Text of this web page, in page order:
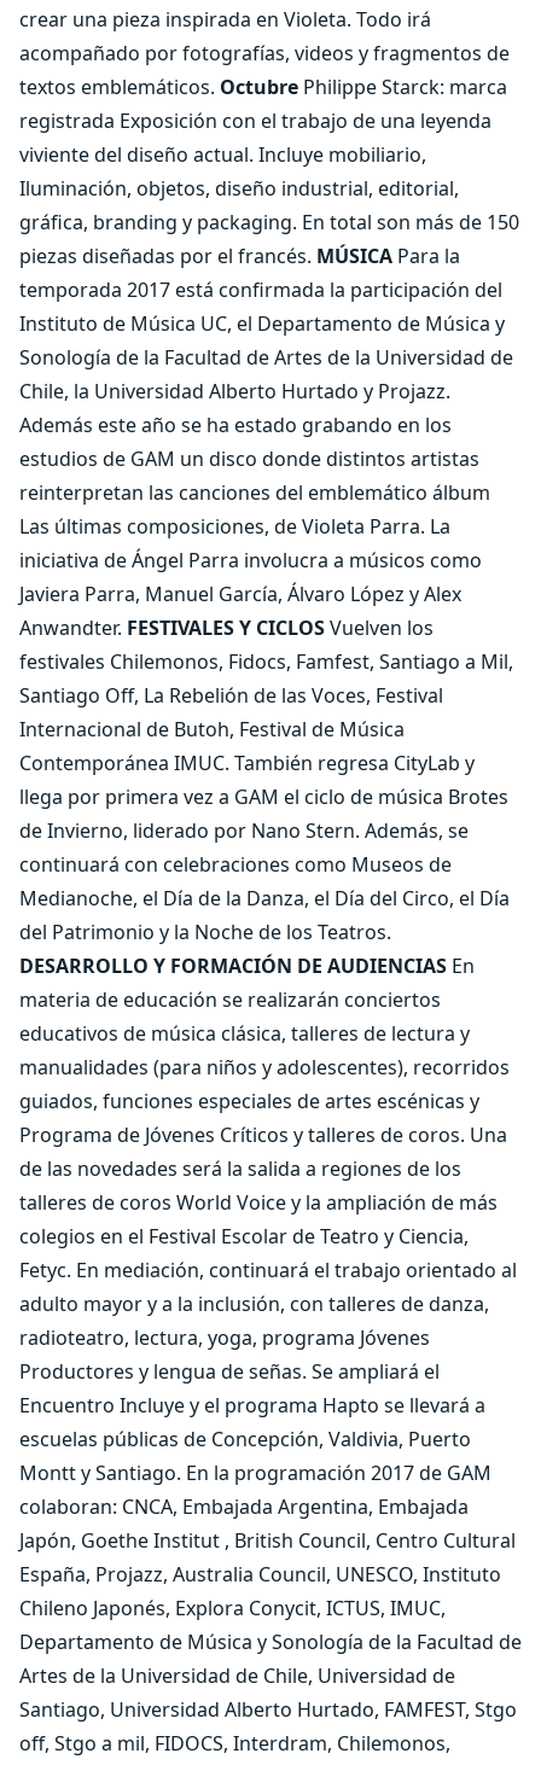
crear una pieza inspirada en Violeta. Todo irá
acompañado por fotografías, videos y fragmentos de
textos emblemáticos. Octubre Philippe Starck: marca
registrada Exposición con el trabajo de una leyenda
viviente del diseño actual. Incluye mobiliario,
Iluminación, objetos, diseño industrial, editorial,
gráfica, branding y packaging. En total son más de 150
piezas diseñadas por el francés. MÚSICA Para la
temporada 2017 está confirmada la participación del
Instituto de Música UC, el Departamento de Música y
Sonología de la Facultad de Artes de la Universidad de
Chile, la Universidad Alberto Hurtado y Projazz.
Además este año se ha estado grabando en los
estudios de GAM un disco donde distintos artistas
reinterpretan las canciones del emblemático álbum
Las últimas composiciones, de Violeta Parra. La
iniciativa de Ángel Parra involucra a músicos como
Javiera Parra, Manuel García, Álvaro López y Alex
Anwandter. FESTIVALES Y CICLOSVuelven los
festivales Chilemonos, Fidocs, Famfest, Santiago a Mil,
Santiago Off, La Rebelión de las Voces, Festival
Internacional de Butoh, Festival de Música
Contemporánea IMUC. También regresa CityLab y
llega por primera vez a GAM el ciclo de música Brotes
de Invierno, liderado por Nano Stern. Además, se
continuará con celebraciones como Museos de
Medianoche, el Día de la Danza, el Día del Circo, el Día
del Patrimonio y la Noche de los Teatros.
DESARROLLO Y FORMACIÓN DE AUDIENCIAS En
materia de educación se realizarán conciertos
educativos de música clásica, talleres de lectura y
manualidades (para niños y adolescentes), recorridos
guiados, funciones especiales de artes escénicas y
Programa de Jóvenes Críticos y talleres de coros. Una
de las novedades será la salida a regiones de los
talleres de coros World Voice y la ampliación de más
colegios en el Festival Escolar de Teatro y Ciencia,
Fetyc. En mediación, continuará el trabajo orientado al
adulto mayor y a la inclusión, con talleres de danza,
radioteatro, lectura, yoga, programa Jóvenes
Productores y lengua de señas. Se ampliará el
Encuentro Incluye y el programa Hapto se llevará a
escuelas públicas de Concepción, Valdivia, Puerto
Montt y Santiago. En la programación 2017 de GAM
colaboran: CNCA, Embajada Argentina, Embajada
Japón, Goethe Institut , British Council, Centro Cultural
España, Projazz, Australia Council, UNESCO, Instituto
Chileno Japonés, Explora Conycit, ICTUS, IMUC,
Departamento de Música y Sonología de la Facultad de
Artes de la Universidad de Chile, Universidad de
Santiago, Universidad Alberto Hurtado, FAMFEST, Stgo
off, Stgo a mil, FIDOCS, Interdram, Chilemonos,